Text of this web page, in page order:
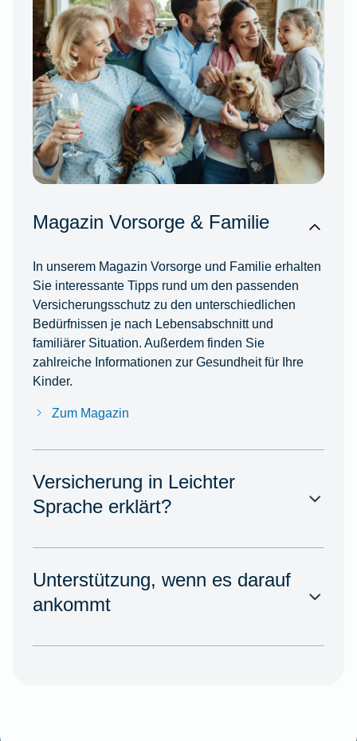
Magazin Vorsorge & Familie
In unserem Magazin Vorsorge und Familie erhalten
Sie interessante Tipps rund um den passenden
Versicherungsschutz zu den unterschiedlichen
Bedürfnissen je nach Lebensabschnitt und
familiärer Situation. Außerdem finden Sie
zahlreiche Informationen zur Gesundheit für Ihre
Kinder.
Zum Magazin
Versicherung in Leichter
Sprache erklärt?
Unterstützung, wenn es darauf
ankommt